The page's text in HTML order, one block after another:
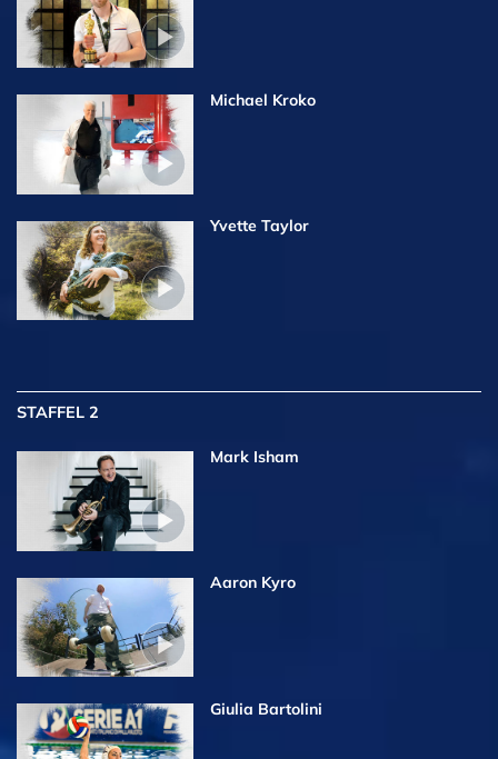
Michael Kroko
Yvette Taylor
STAFFEL 2
Mark Isham
Aaron Kyro
Giulia Bartolini